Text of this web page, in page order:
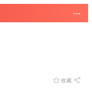
收藏